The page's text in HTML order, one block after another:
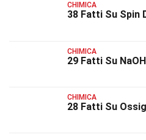
CHIMICA
38 Fatti Su Spin
CHIMICA
29 Fatti Su
CHIMICA
28 Fatti Su